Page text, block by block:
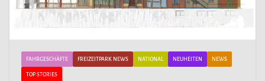
FAHRGESCHÄFTE FREIZEITPARK NEWS NATIONAL NEUHEITEN NEWS
TOP STORIES